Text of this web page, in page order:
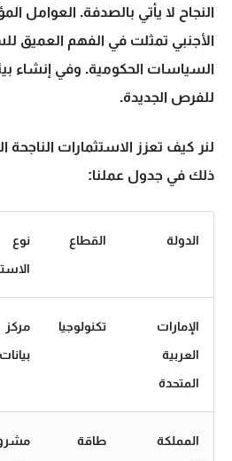
النجاح لا يأتي بالصدفة. العوامل
الأجنبي تمثلت في الفهم العميق
السياسات الحكومية. وفي إنشاء
للفرص الجديدة.
لنر كيف تعزز الاستثمارات الناجحة
ذلك في جدول عملنا:
الدولة القطاع
نوع
الإمارات
العربية
المتحدة
تكنولوجيا
مركز
بيانات
المملكة
طاقة